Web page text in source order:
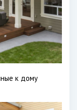
к дому